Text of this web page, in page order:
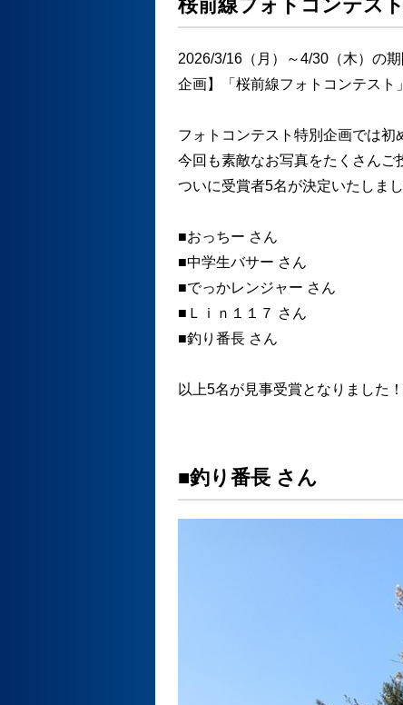
桜前線フォトコンテス
2026/3/16（月）～4/30（木）の
企画】「桜前線フォトコンテスト
フォトコンテスト特別企画では初
今回も素敵なお写真をたくさん
ついに受賞者5名が決定いたしま
■おっちー さん
■中学生バサー さん
■でっかレンジャー さん
■Ｌｉｎ１１７ さん
■釣り番長 さん
以上5名が見事受賞となりました
■釣り番長 さん